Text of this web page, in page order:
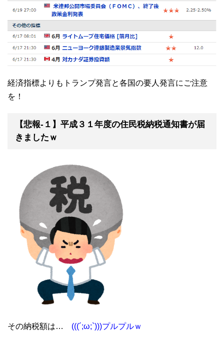
経済指標よりもトランプ発言と各国の要人発言にご注意
を！
【悲報-１】平成３１年度の住民税納税通知書が届
きましたｗ
その納税額は… (((´;ω;`)))プルプルｗ